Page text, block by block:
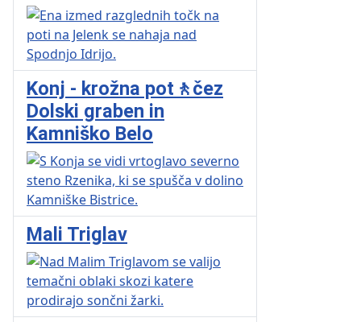
Konj - krožna pot🚶čez
Dolski graben in
Kamniško Belo
Mali Triglav